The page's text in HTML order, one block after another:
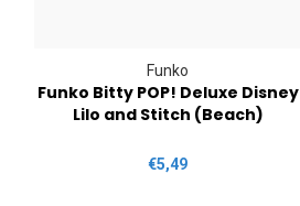
Funko
Funko Bitty POP! Deluxe Disney
Lilo and Stitch (Beach)
€5,49